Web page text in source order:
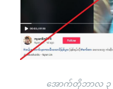
အောက်တိုဘာလ ၃